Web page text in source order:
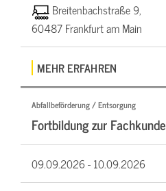
Breitenbachstraße 9,
60487 Frankfurt am Main
MEHR ERFAHREN
Abfallbeförderung / Entsorgung
Fortbildung zur
09.09.2026 -10.09.2026